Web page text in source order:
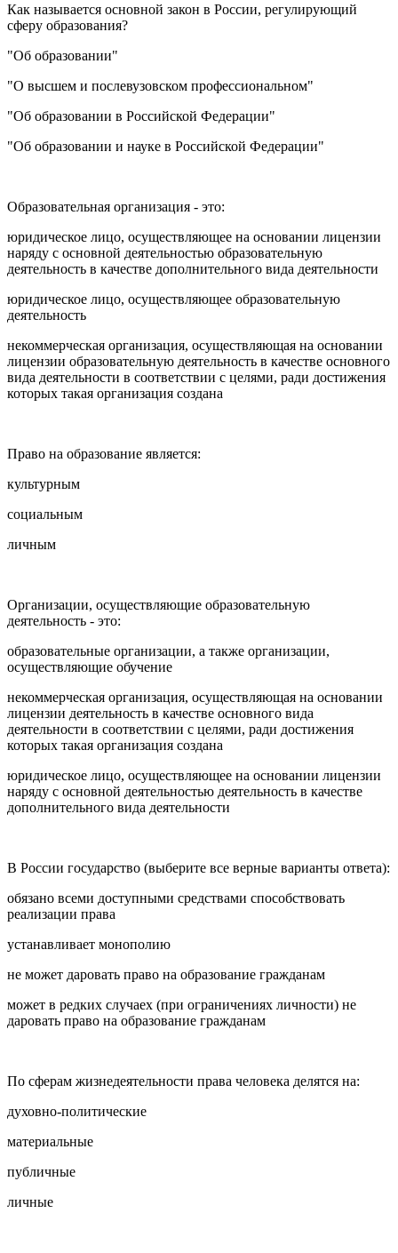
Как называется основной закон в России, регулирующий
сферу образования?
"Об образовании"
"О высшем и послевузовском профессиональном"
"Об образовании в Российской Федерации"
"Об образовании и науке в Российской Федерации"
Образовательная организация - это:
юридическое лицо, осуществляющее на основании лицензии
наряду с основной деятельностью образовательную
деятельность в качестве дополнительного вида деятельности
юридическое лицо, осуществляющее образовательную
деятельность
некоммерческая организация, осуществляющая на основании
лицензии образовательную деятельность в качестве основного
вида деятельности в соответствии с целями, ради достижения
которых такая организация создана
Право на образование является:
культурным
социальным
личным
Организации, осуществляющие образовательную
деятельность - это:
образовательные организации, а также организации,
осуществляющие обучение
некоммерческая организация, осуществляющая на основании
лицензии деятельность в качестве основного вида
деятельности в соответствии с целями, ради достижения
которых такая организация создана
юридическое лицо, осуществляющее на основании лицензии
наряду с основной деятельностью деятельность в качестве
дополнительного вида деятельности
В России государство (выберите все верные варианты ответа):
обязано всеми доступными средствами способствовать
реализации права
устанавливает монополию
не может даровать право на образование гражданам
может в редких случаех (при ограничениях личности) не
даровать право на образование гражданам
По сферам жизнедеятельности права человека делятся на:
духовно-политические
материальные
публичные
личные